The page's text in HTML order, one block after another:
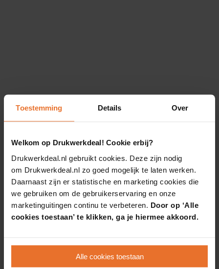
Toestemming Details Over
Welkom op Drukwerkdeal! Cookie erbij?
Drukwerkdeal.nl gebruikt cookies. Deze zijn nodig
om Drukwerkdeal.nl zo goed mogelijk te laten werken.
Daarnaast zijn er statistische en marketing cookies die
we gebruiken om de gebruikerservaring en onze
marketinguitingen continu te verbeteren. Door op ‘Alle
cookies toestaan’ te klikken, ga je hiermee akkoord.
Alle cookies toestaan